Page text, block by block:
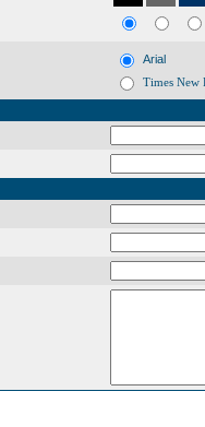
Arial
Times New